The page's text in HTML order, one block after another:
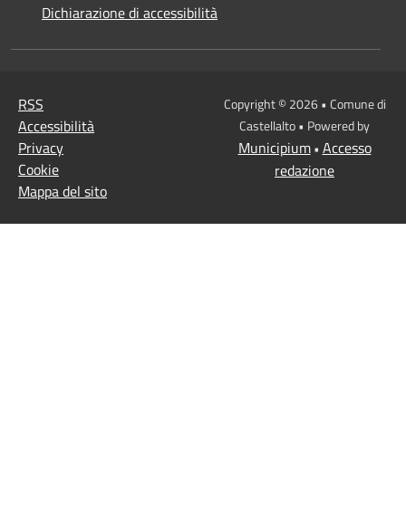
Dichiarazione di accessibilità
RSS
Accessibilità
Privacy
Cookie
Mappa del sito
Copyright © 2026 • Comune di
Castellalto • Powered by
Municipium• Accesso
redazione